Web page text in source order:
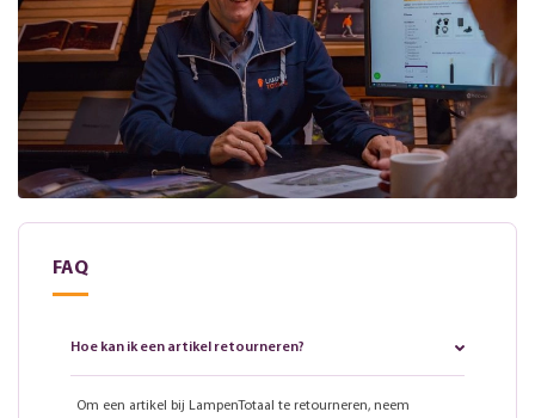
FAQ
Hoe kan ik een artikel retourneren?
Om een artikel bij LampenTotaal te retourneren, neem